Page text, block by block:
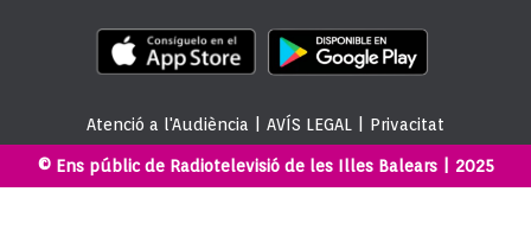
Atenció a l'Audiència AVÍS LEGAL Privacitat
© Ens públic de Radiotelevisió de les Illes Balears | 2025